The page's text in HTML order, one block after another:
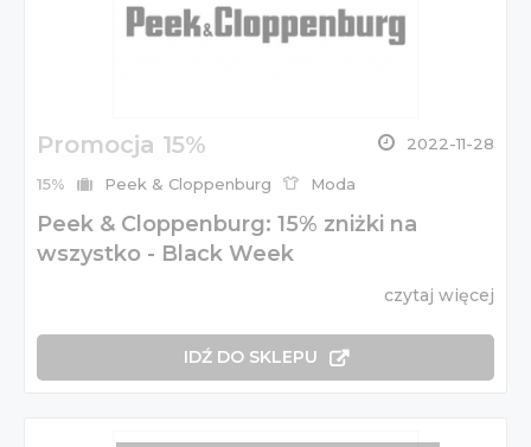
Promocja 15% 2022-11-28
15% Peek & Cloppenburg Moda
Peek & Cloppenburg: 15% zniżki na
wszystko - Black Week
czytaj więcej
IDŹ DO SKLEPU